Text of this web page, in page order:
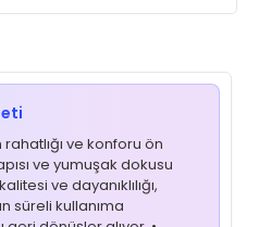
ve konforu ön
ve yumuşak dokusu
ve dayanıklılığı,
süreli kullanıma